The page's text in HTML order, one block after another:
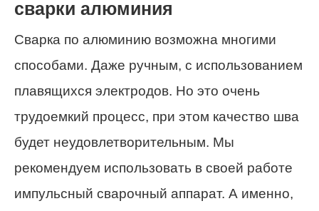
сварки алюминия
Сварка по алюминию возможна многими
способами. Даже ручным, с использованием
плавящихся электродов. Но это очень
трудоемкий процесс, при этом качество шва
будет неудовлетворительным. Мы
рекомендуем использовать в своей работе
импульсный сварочный аппарат. А именно,